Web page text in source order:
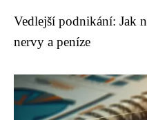
Vedlejší podnikání: Jak
nervy a peníze